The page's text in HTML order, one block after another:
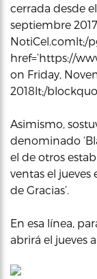
cerrada desde
septiembre
NotiCel.comlt;/
href=’https://
on Friday,
2018lt;/
Asimismo,
denominado
el de otros
ventas el jueves
de Gracias’.
En esa línea,
abrirá el jueves